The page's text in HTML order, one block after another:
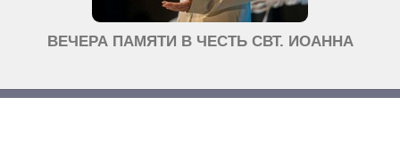
ВЕЧЕРА ПАМЯТИ В ЧЕСТЬ СВТ. ИОАННА